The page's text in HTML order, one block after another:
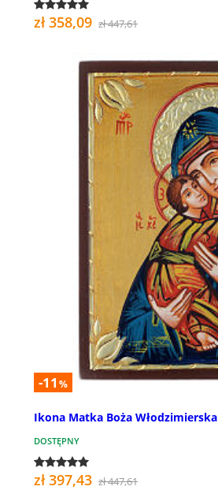
zł 358,09 zł 447,61
-11 %
Ikona Matka Boża Włodzimierska
DOSTĘPNY
zł 397,43 zł 447,61